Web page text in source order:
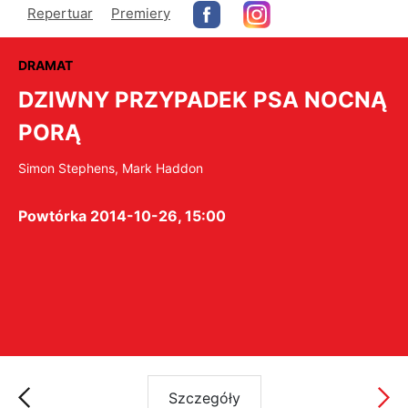
Repertuar
Premiery
DRAMAT
DZIWNY PRZYPADEK PSA NOCNĄ
PORĄ
Simon Stephens, Mark Haddon
Powtórka 2014-10-26, 15:00
Szczegóły